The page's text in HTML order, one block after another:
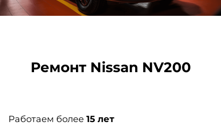
Ремонт Nissan NV200
Работаем более 15 лет